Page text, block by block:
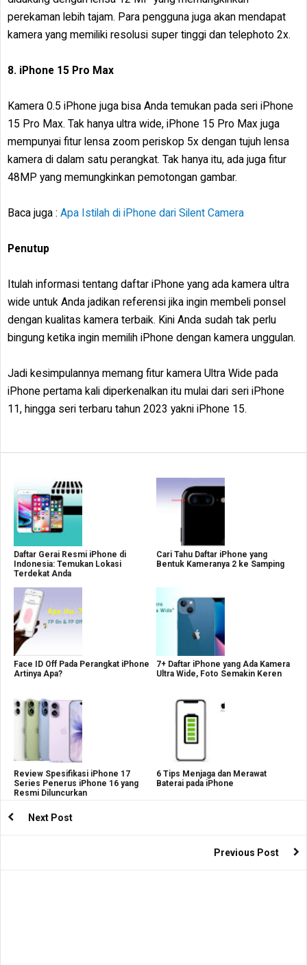
perekaman lebih tajam. Para pengguna juga akan mendapat
kamera yang memiliki resolusi super tinggi dan telephoto 2x.
8. iPhone 15 Pro Max
Kamera 0.5 iPhone juga bisa Anda temukan pada seri iPhone
15 Pro Max. Tak hanya ultra wide, iPhone 15 Pro Max juga
mempunyai fitur lensa zoom periskop 5x dengan tujuh lensa
kamera di dalam satu perangkat. Tak hanya itu, ada juga fitur
48MP yang memungkinkan pemotongan gambar.
Baca juga : Apa Istilah di iPhone dari Silent Camera
Penutup
Itulah informasi tentang daftar iPhone yang ada kamera ultra
wide untuk Anda jadikan referensi jika ingin membeli ponsel
dengan kualitas kamera terbaik. Kini Anda sudah tak perlu
bingung ketika ingin memilih iPhone dengan kamera unggulan.
Jadi kesimpulannya memang fitur kamera Ultra Wide pada
iPhone pertama kali diperkenalkan itu mulai dari seri iPhone
11, hingga seri terbaru tahun 2023 yakni iPhone 15.
Daftar Gerai Resmi iPhone di
Indonesia: Temukan Lokasi
Terdekat Anda
Cari Tahu Daftar iPhone yang
Bentuk Kameranya 2 ke Samping
Face ID Off Pada Perangkat iPhone
Artinya Apa?
7+ Daftar iPhone yang Ada Kamera
Ultra Wide, Foto Semakin Keren
Review Spesifikasi iPhone 17
Series Penerus iPhone 16 yang
Resmi Diluncurkan
6 Tips Menjaga dan Merawat
Baterai pada iPhone
Next Post
Previous Post